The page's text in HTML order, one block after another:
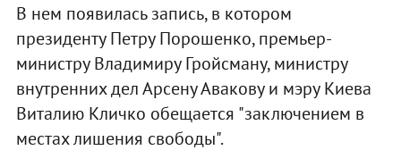
В нем появилась запись, в котором
президенту Петру Порошенко, премьер-
министру Владимиру Гройсману, министру
внутренних дел Арсену Авакову и мэру Киева
Виталию Кличко обещается "заключением в
местах лишения свободы".